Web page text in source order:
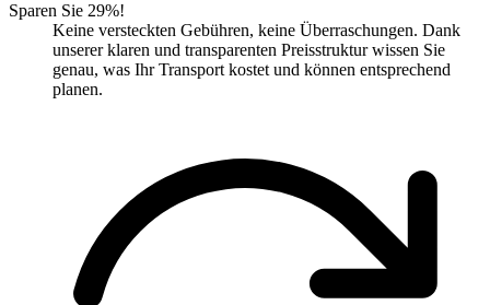
Sparen Sie 29%!
Keine versteckten Gebühren, keine Überraschungen. Dank
unserer klaren und transparenten Preisstruktur wissen Sie
genau, was Ihr Transport kostet und können entsprechend
planen.